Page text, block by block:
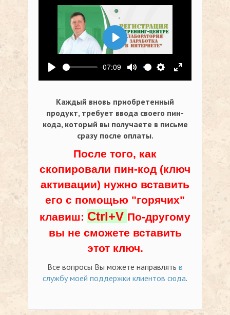
Воспроизвести
-07:09
Выключить звук
Настройки
На весь
Воспроизвести
Каждый вновь приобретенный
продукт, требует ввода своего пин-
кода, который вы получаете в письме
сразу после оплаты.
После того, как
скопировали пин-код (ключ
активации) нужно вставить
его с помощью "горячих"
клавиш: Ctrl+V По-другому
вы не сможете вставить
этот ключ.
Все вопросы Вы можете направлять в
службу моей поддержки клиентов сюда.